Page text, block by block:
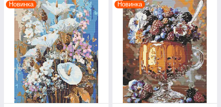
Новинка Новинка